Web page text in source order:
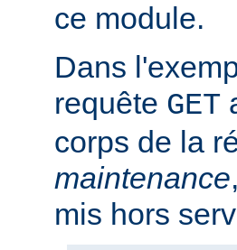
ce module.
Dans
requête GET
corps de la
maintenance
mis hors